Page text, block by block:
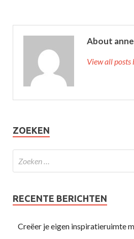
About anne
View all
ZOEKEN
RECENTE BERICHTEN
Creëer je eigen inspiratieruimte